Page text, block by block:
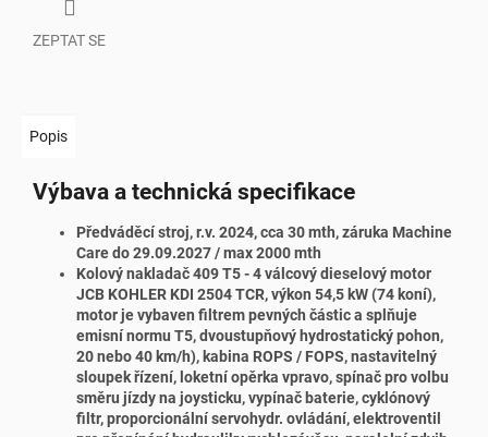
ZEPTAT SE
Popis
Výbava a technická specifikace
Předváděcí stroj, r.v. 2024, cca 30 mth, záruka Machine
Care do 29.09.2027 / max 2000 mth
Kolový nakladač 409 T5 - 4 válcový dieselový motor
JCB KOHLER KDI 2504 TCR, výkon 54,5 kW (74 koní),
motor je vybaven filtrem pevných částic a splňuje
emisní normu T5, dvoustupňový hydrostatický pohon,
20 nebo 40 km/h), kabina ROPS / FOPS, nastavitelný
sloupek řízení, loketní opěrka vpravo, spínač pro volbu
směru jízdy na joysticku, vypínač baterie, cyklónový
filtr, proporcionální servohydr. ovládání, elektroventil